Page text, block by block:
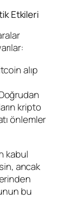
Etkileri
alıp
kripto
önlemler
kabul
ancak
bu